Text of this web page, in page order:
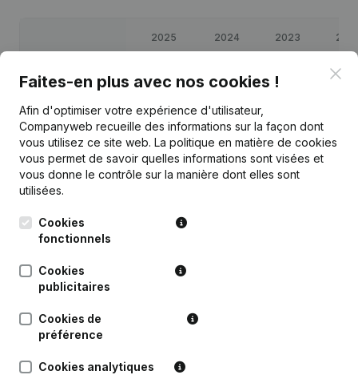
2025 2024 2023
Bénéfices/pertes € 14 515 € 71 276 €23 497 €15
Capitaux propres €2 813 €3 298 €
Marge brute €22 306 €100 198 €32 772 €
21-04-2022
Rubrique Constitution (Nouvelle
Faites-en plus avec nos cookies !
Afin d'optimiser votre expérience d'utilisateur,
Companyweb recueille des informations sur la façon dont
vous utilisez ce site web. La politique en matière de cookies
vous permet de savoir quelles informations sont visées et
vous donne le contrôle sur la manière dont elles sont
utilisées.
Cookies
fonctionnels
Cookies
publicitaires
Cookies de
préférence
Cookies analytiques